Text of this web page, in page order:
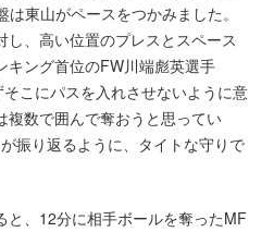
東山がペースをつかみました。
し、高い位置のプレスとスペース
キング首位のFW川端彪英選手
そこにパスを入れさせないように意
複数で囲んで奪おうと思ってい
振り返るように、タイトな守りで
と、12分に相手ボールを奪ったMF